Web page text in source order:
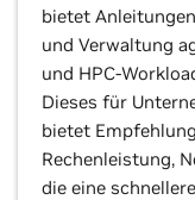
bietet
und Verwaltung
und HPC-
Dieses für
bietet
Rechenleistung,
die eine